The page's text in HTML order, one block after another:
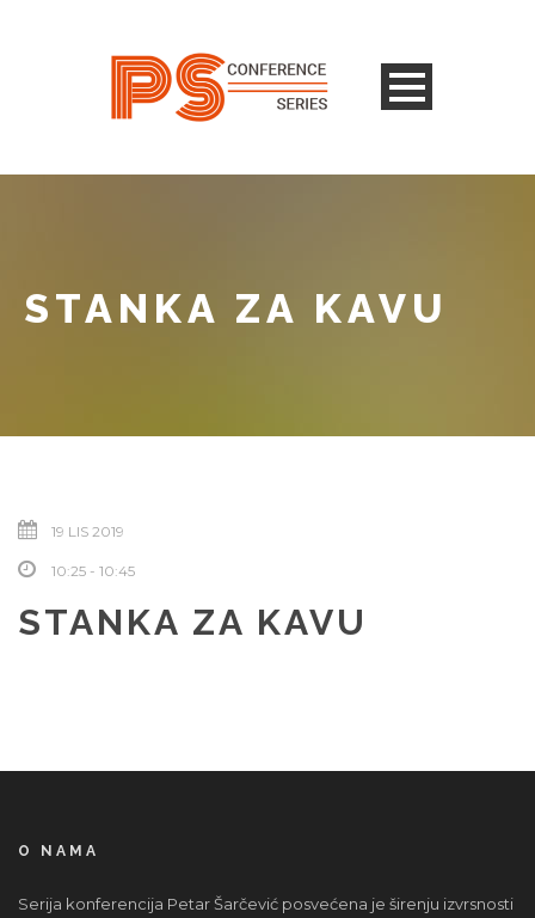
STANKA ZA KAVU
19 LIS 2019
10:25 - 10:45
STANKA ZA KAVU
O NAMA
Serija konferencija Petar Šarčević posvećena je širenju izvrsnosti